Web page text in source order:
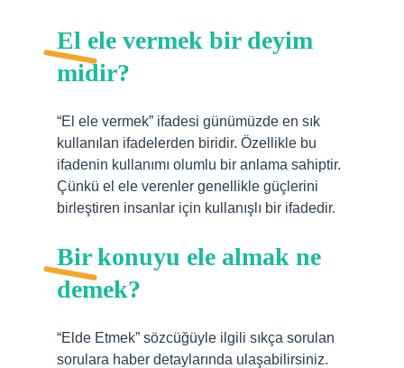
El ele vermek bir deyim
midir?
“El ele vermek” ifadesi günümüzde en sık
kullanılan ifadelerden biridir. Özellikle bu
ifadenin kullanımı olumlu bir anlama sahiptir.
Çünkü el ele verenler genellikle güçlerini
birleştiren insanlar için kullanışlı bir ifadedir.
Bir konuyu ele almak ne
demek?
“Elde Etmek” sözcüğüyle ilgili sıkça sorulan
sorulara haber detaylarında ulaşabilirsiniz.